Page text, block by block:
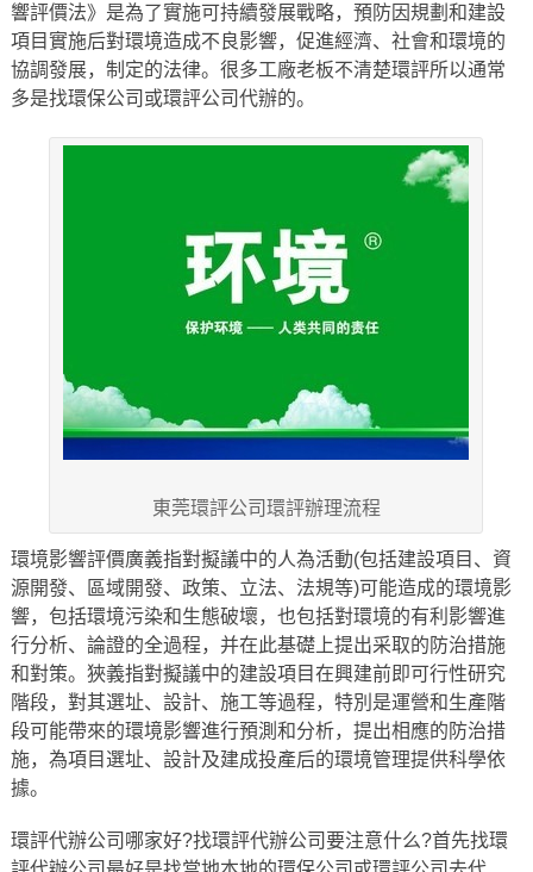
響評價法》是為了實施可持續發展戰略，預防因規劃和建設
項目實施后對環境造成不良影響，促進經濟、社會和環境的
協調發展，制定的法律。很多工廠老板不清楚環評所以通常
多是找環保公司或環評公司代辦的。
東莞環評公司環評辦理流程
環境影響評價廣義指對擬議中的人為活動(包括建設項目、資
源開發、區域開發、政策、立法、法規等)可能造成的環境影
響，包括環境污染和生態破壞，也包括對環境的有利影響進
行分析、論證的全過程，并在此基礎上提出采取的防治措施
和對策。狹義指對擬議中的建設項目在興建前即可行性研究
階段，對其選址、設計、施工等過程，特別是運營和生產階
段可能帶來的環境影響進行預測和分析，提出相應的防治措
施，為項目選址、設計及建成投產后的環境管理提供科學依
據。
環評代辦公司哪家好?找環評代辦公司要注意什么?首先找環